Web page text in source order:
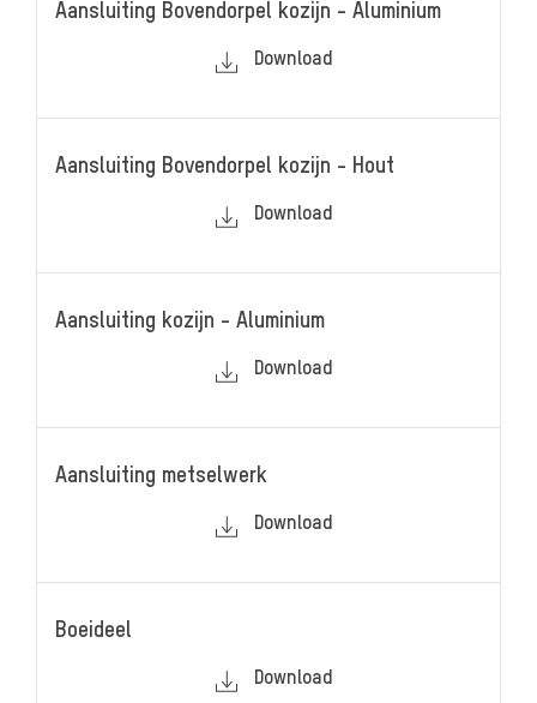
Aansluiting Bovendorpel kozijn - Aluminium
Download
Aansluiting Bovendorpel kozijn - Hout
Download
Aansluiting kozijn - Aluminium
Download
Aansluiting metselwerk
Download
Boeideel
Download